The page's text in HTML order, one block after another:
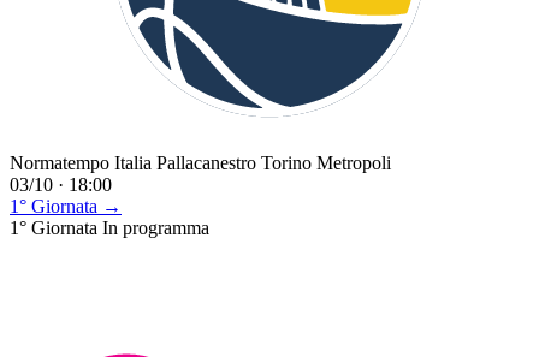
Normatempo Italia Pallacanestro Torino Metropoli
03/10 · 18:00
1° Giornata →
1° Giornata In programma